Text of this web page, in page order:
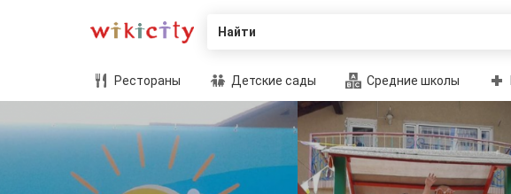
Найти
Рестораны Детские сады Средние школы